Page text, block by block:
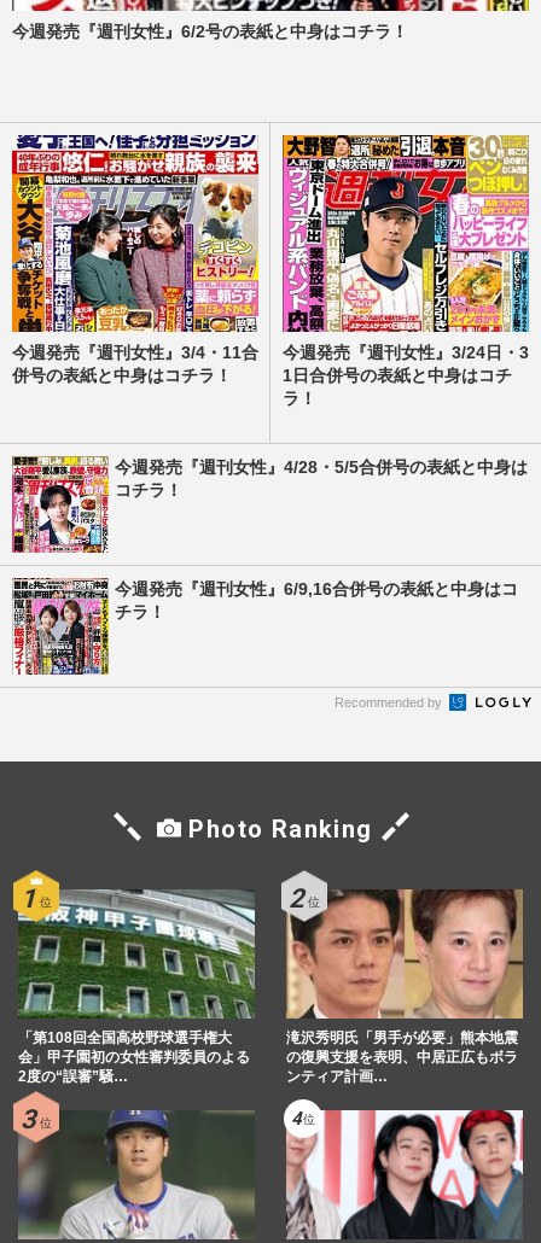
今週発売『週刊女性』6/2号の表紙と中身はコチラ！
今週発売『週刊女性』3/4・11合
併号の表紙と中身はコチラ！
今週発売『週刊女性』3/24日・3
1日合併号の表紙と中身はコチ
ラ！
今週発売『週刊女性』4/28・5/5合併号の表紙と中身は
コチラ！
今週発売『週刊女性』6/9,16合併号の表紙と中身はコ
チラ！
Recommended by
Photo Ranking
「第108回全国高校野球選手権大
会」甲子園初の女性審判委員のよる
2度の“誤審”騒…
滝沢秀明氏「男手が必要」熊本地震
の復興支援を表明、中居正広もボラ
ンティア計画…